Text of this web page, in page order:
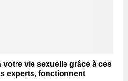
vie sexuelle grâce à ces
experts, fonctionnent